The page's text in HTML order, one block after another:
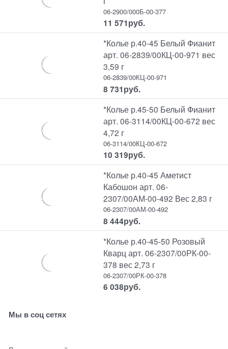
06-2900/000Б-00-377
11 571руб.
*Колье р.40-45 Белый Фианит
арт. 06-2839/00КЦ-00-971 вес
3,59 г
06-2839/00КЦ-00-971
8 731руб.
*Колье р.45-50 Белый Фианит
арт. 06-3114/00КЦ-00-672 вес
4,72 г
06-3114/00КЦ-00-672
10 319руб.
*Колье р.40-45 Аметист
Кабошон арт. 06-
2307/00АМ-00-492 Вес 2,83 г
06-2307/00АМ-00-492
8 444руб.
*Колье р.40-45-50 Розовый
Кварц арт. 06-2307/00РК-00-
378 вес 2,73 г
06-2307/00РК-00-378
6 038руб.
Мы в соц сетях